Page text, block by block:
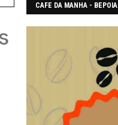
CAFE DA MANHA - ΒΕΡΟΙΑ